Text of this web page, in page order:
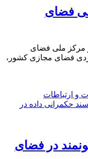
فضای
مرکز ملی فضای
۵ سند راهبردی فضای مجازی کشور،
و ارتباطات
در فضای